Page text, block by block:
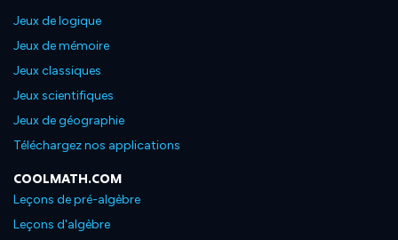
Jeux de logique
Jeux de mémoire
Jeux classiques
Jeux scientifiques
Jeux de géographie
Téléchargez nos applications
COOLMATH.COM
Leçons de pré-algèbre
Leçons d'algèbre